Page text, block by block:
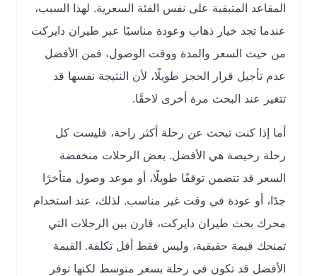
المقاعد المتبقية على نفس الفئة السعرية. لهذا السبب،
عندما تجد خيار ذهاب وعودة مناسبًا عبر طيران دايركت
من حيث السعر والمدة ووقت الوصول، فمن الأفضل
عدم تأجيل قرار الحجز طويلًا، لأن النتيجة نفسها قد
تتغير عند البحث مرة أخرى لاحقًا.
أما إذا كنت تبحث عن رحلة أكثر راحة، فليست كل
رحلة رخيصة هي الأفضل. بعض الرحلات منخفضة
السعر قد تتضمن توقفًا طويلًا، أو موعد وصول متأخرًا
جدًا، أو عودة في وقت غير مناسب. لذلك، عند استخدام
محرك بحث طيران دايركت، قارن بين الرحلات التي
تمنحك قيمة حقيقية، وليس فقط أقل تكلفة. القيمة
الأفضل قد تكون في رحلة بسعر متوسط لكنها توفر